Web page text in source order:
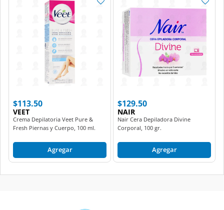
$113.50
VEET
Crema Depilatoria Veet Pure &
Fresh Piernas y Cuerpo, 100 ml.
Agregar
$129.50
NAIR
Nair Cera Depiladora Divine
Corporal, 100 gr.
Agregar